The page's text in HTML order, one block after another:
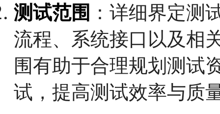
测试范围 ：详细界定测
流程、系统接口以及相
围有助于合理规划测试
试，提高测试效率与质